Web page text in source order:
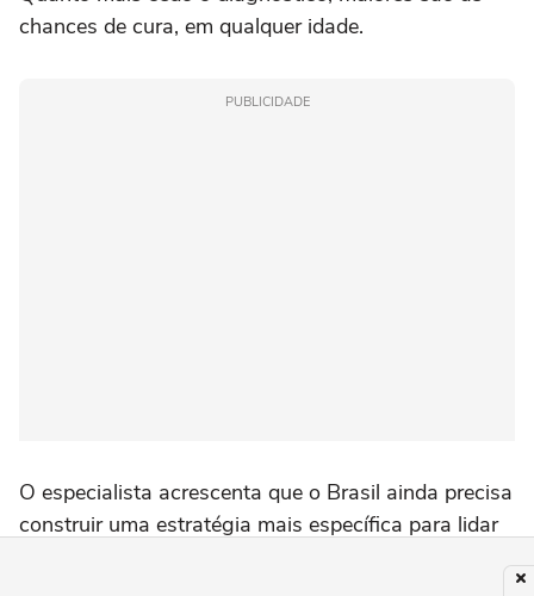
chances de cura, em qualquer idade.
PUBLICIDADE
O especialista acrescenta que o Brasil ainda precisa
construir uma estratégia mais específica para lidar